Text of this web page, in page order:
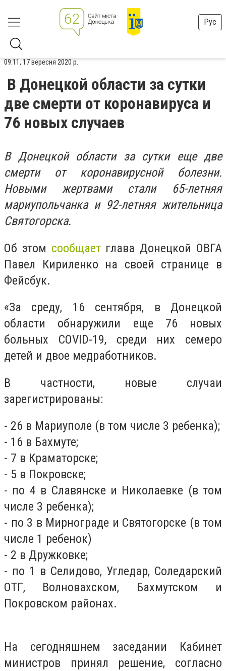
Рус
09:11, 17 вересня 2020 р.
В Донецкой области за сутки
две смерти от коронавируса и
76 новых случаев
В Донецкой области за сутки еще две
смерти от коронавирусной болезни.
Новыми жертвами стали 65-летняя
мариупольчанка и 92-летняя жительница
Святогорска.
Об этом сообщаетглава Донецкой ОВГА
Павел Кириленко на своей странице в
Фейсбук.
«За среду, 16 сентября, в Донецкой
области обнаружили еще 76 новых
больных COVID-19, среди них семеро
детей и двое медработников.
В частности, новые случаи
зарегистрированы:
- 26 в Мариуполе (в том числе 3 ребенка);
- 16 в Бахмуте;
- 7 в Краматорске;
- 5 в Покровске;
- по 4 в Славянске и Николаевке (в том
числе 3 ребенка);
- по 3 в Мирнограде и Святогорске (в том
числе 1 ребенок)
- 2 в Дружковке;
- по 1 в Селидово, Угледар, Соледарский
ОТГ, Волновахском, Бахмутском и
Покровском районах.
На сегодняшнем заседании Кабинет
министров принял решение, согласно